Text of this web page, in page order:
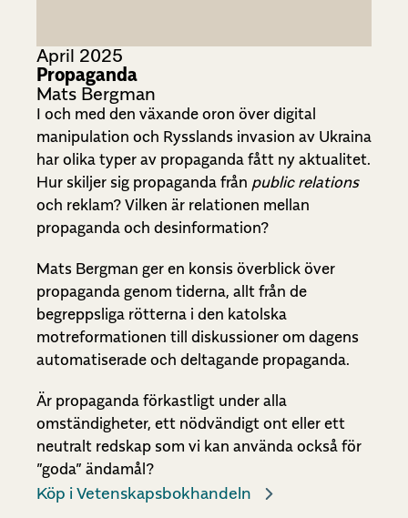
April 2025
Propaganda
Mats Bergman
I och med den växande oron över digital
manipulation och Rysslands invasion av Ukraina
har olika typer av propaganda fått ny aktualitet.
Hur skiljer sig propaganda från public relations
och reklam? Vilken är relationen mellan
propaganda och desinformation?
Mats Bergman ger en konsis överblick över
propaganda genom tiderna, allt från de
begreppsliga rötterna i den katolska
motreformationen till diskussioner om dagens
automatiserade och deltagande propaganda.
Är propaganda förkastligt under alla
omständigheter, ett nödvändigt ont eller ett
neutralt redskap som vi kan använda också för
”goda” ändamål?
Köp i Vetenskapsbokhandeln